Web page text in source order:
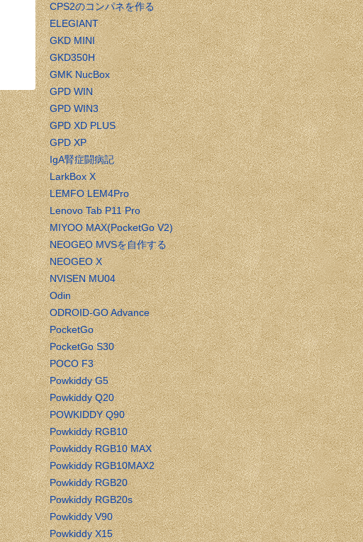
CPS2のコンパネを作る
ELEGIANT
GKD MINI
GKD350H
GMK NucBox
GPD WIN
GPD WIN3
GPD XD PLUS
GPD XP
IgA腎症闘病記
LarkBox X
LEMFO LEM4Pro
Lenovo Tab P11 Pro
MIYOO MAX(PocketGo V2)
NEOGEO MVSを自作する
NEOGEO X
NVISEN MU04
Odin
ODROID-GO Advance
PocketGo
PocketGo S30
POCO F3
Powkiddy G5
Powkiddy Q20
POWKIDDY Q90
Powkiddy RGB10
Powkiddy RGB10 MAX
Powkiddy RGB10MAX2
Powkiddy RGB20
Powkiddy RGB20s
Powkiddy V90
Powkiddy X15